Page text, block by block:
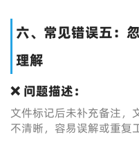
六、常见错误五：
理解
❌ 问题描述：
文件标记后未补充备注，
不清晰，容易误解或重复